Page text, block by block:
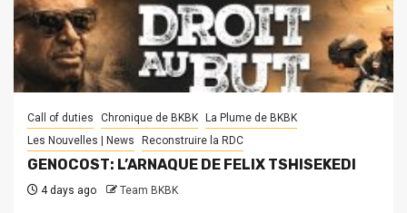
Call of duties Chronique de BKBK
La Plume de BKBK
Les Nouvelles | News
Reconstruire la RDC
GENOCOST: L’ARNAQUE DE FELIX TSHISEKEDI
4 days ago Team BKBK